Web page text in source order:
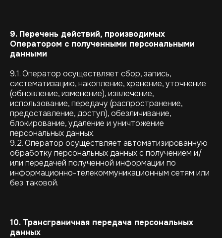
9. Перечень действий, производимых
Оператором с полученными персональными
данными
9.1. Оператор осуществляет сбор, запись,
систематизацию, накопление, хранение, уточнение
(обновление, изменение), извлечение,
использование, передачу (распространение,
предоставление, доступ), обезличивание,
блокирование, удаление и уничтожение
персональных данных.
9.2. Оператор осуществляет автоматизированную
обработку персональных данных с получением и/
или передачей полученной информации по
информационно-телекоммуникационным сетям или
без таковой.
10. Трансграничная передача персональных
данных